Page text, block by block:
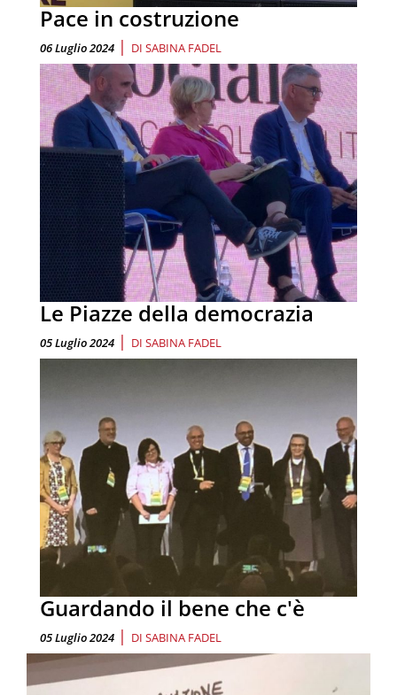
Pace in costruzione
06 Luglio 2024 | DI SABINA FADEL
Le Piazze della democrazia
05 Luglio 2024 | DI SABINA FADEL
Guardando il bene che c'è
05 Luglio 2024 | DI SABINA FADEL